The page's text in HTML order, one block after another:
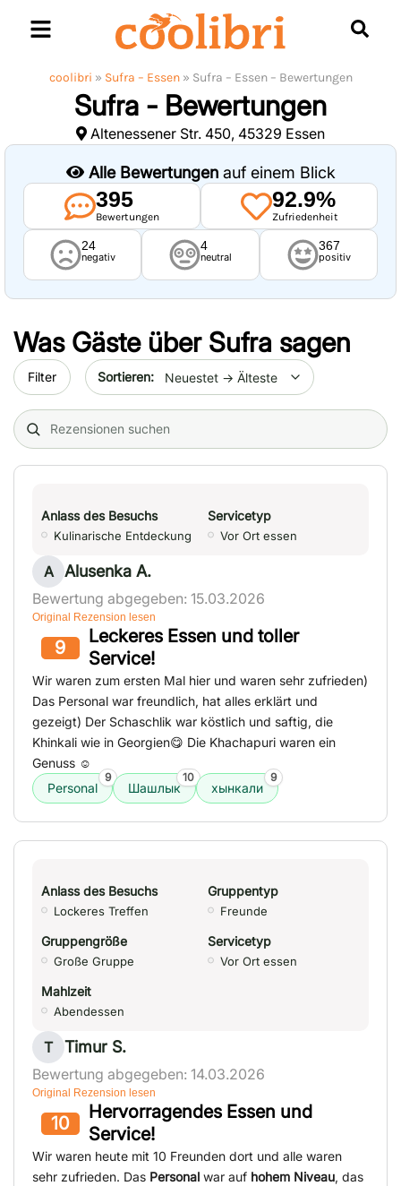
coolibri » Sufra – Essen» Sufra – Essen – Bewertungen
Sufra - Bewertungen
Altenessener Str. 450, 45329 Essen
Alle Bewertungenauf einem Blick
395
Bewertungen
92.9%
Zufriedenheit
24
negativ
4
neutral
367
positiv
Was Gäste über Sufra sagen
Filter Sort by date
Search (title/text)
Anlass des Besuchs
Kulinarische Entdeckung
Servicetyp
Vor Ort essen
A Alusenka A.
Bewertung abgegeben: 15.03.2026
Original Rezension lesen
9
Leckeres Essen und toller
Service!
Wir waren zum ersten Mal hier und waren sehr zufrieden)
Das Personal war freundlich, hat alles erklärt und
gezeigt) Der Schaschlik war köstlich und saftig, die
Khinkali wie in Georgien😋 Die Khachapuri waren ein
Genuss ☺️
Personal
9
Шашлык
10
хынкали
9
Anlass des Besuchs
Lockeres Treffen
Gruppentyp
Freunde
Gruppengröße
Große Gruppe
Servicetyp
Vor Ort essen
Mahlzeit
Abendessen
T Timur S.
Bewertung abgegeben: 14.03.2026
Original Rezension lesen
10
Hervorragendes Essen und
Service!
Wir waren heute mit 10 Freunden dort und alle waren
sehr zufrieden. Das Personal war auf hohem Niveau, das